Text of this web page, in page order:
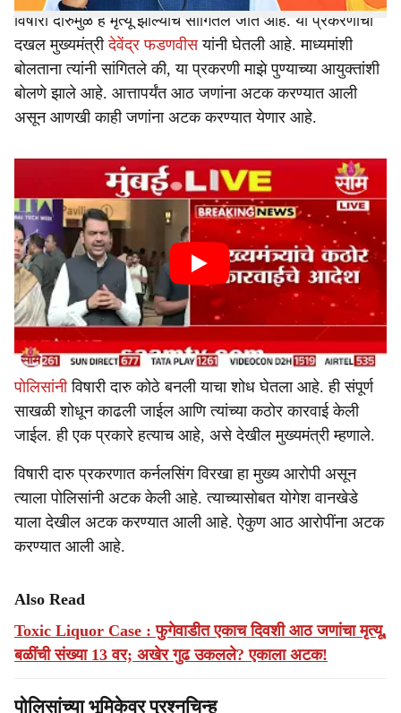
विषारी दारुमुळे हे मृत्यू झाल्याचे सांगितले जात आहे. या प्रकरणाची
दखल मुख्यमंत्रीदेवेंद्र फडणवीसयांनी घेतली आहे. माध्यमांशी
बोलताना त्यांनी सांगितले की, या प्रकरणी माझे पुण्याच्या आयुक्तांशी
बोलणे झाले आहे. आत्तापर्यंत आठ जणांना अटक करण्यात आली
असून आणखी काही जणांना अटक करण्यात येणार आहे.
पोलिसांनीविषारी दारु कोठे बनली याचा शोध घेतला आहे. ही संपूर्ण
साखळी शोधून काढली जाईल आणि त्यांच्या कठोर कारवाई केली
जाईल. ही एक प्रकारे हत्याच आहे, असे देखील मुख्यमंत्री म्हणाले.
विषारी दारु प्रकरणात कर्नलसिंग विरखा हा मुख्य आरोपी असून
त्याला पोलिसांनी अटक केली आहे. त्याच्यासोबत योगेश वानखेडे
याला देखील अटक करण्यात आली आहे. ऐकुण आठ आरोपींना अटक
करण्यात आली आहे.
Also Read
Toxic Liquor Case : फुगेवाडीत एकाच दिवशी आठ जणांचा मृत्यू,
बळींची संख्या 13 वर; अखेर गुढ उकलले? एकाला अटक!
पोलिसांच्या भूमिकेवर प्रश्नचिन्ह